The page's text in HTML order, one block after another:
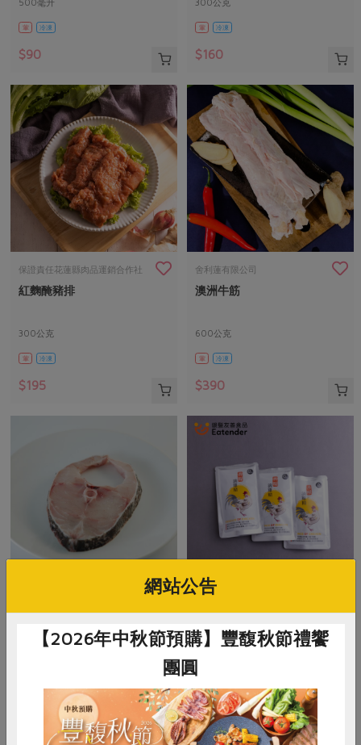
500毫升
葷 冷凍
$90
300公克
葷 冷凍
$160
保證責任花蓮縣肉品運銷合作社
紅麴醃豬排
300公克
葷 冷凍
$195
舍利蓮有限公司
澳洲牛筋
600公克
葷 冷凍
$390
冷凍
龍彧食品生技股份有限公司
容量：60毫升
葷 常溫
$155
網站公告
【2026年中秋節預購】豐馥秋節禮饗
團圓